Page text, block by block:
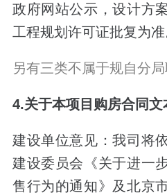
政府网站公示，设计方
工程规划许可证批复为准
另有三类不属于规自分
4.关于本项目购房合同
建设单位意见：我司将
建设委员会《关于进一
售行为的通知》及北京